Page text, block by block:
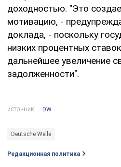
доходностью. "Это
мотивацию, -
доклада, - поскольку
низких процентных
дальнейшее увеличение
задолженности".
ИСТОЧНИК: DW
Deutsche Welle
Редакционная политика